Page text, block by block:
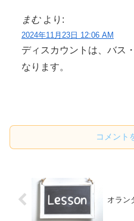
まむ より:
2024年11月23日 12:06 AM
ディスカウントは、バス
なります。
コメント
オラン